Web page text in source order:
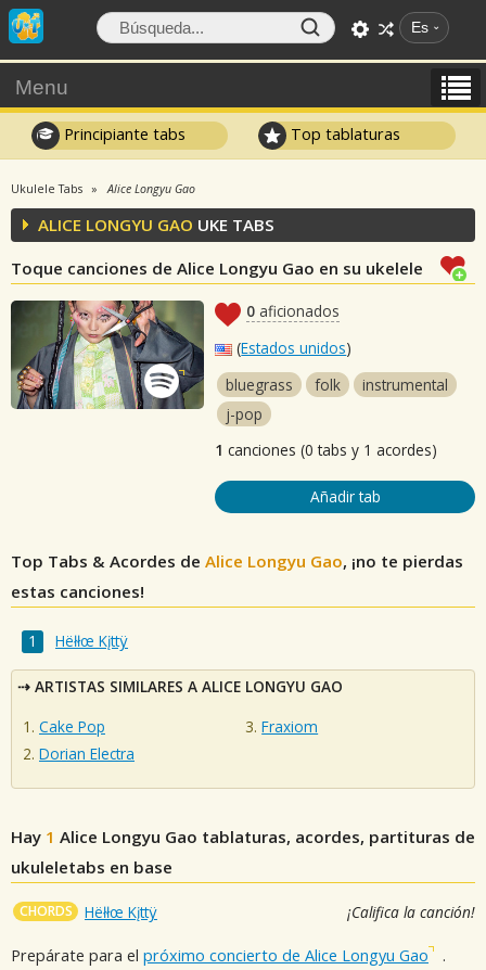
Es
Menu
Principiante tabs Top tablaturas
Ukulele Tabs Alice Longyu Gao
ALICE LONGYU GAO UKE TABS
Toque canciones de Alice Longyu Gao en su ukelele
0 aficionados
(Estados unidos)
bluegrass
folk
instrumental
j-pop
1 canciones (0 tabs y 1 acordes)
Añadir tab
Top Tabs & Acordes de Alice Longyu Gao, ¡no te pierdas
estas canciones!
Hëłłœ Kįttÿ
ARTISTAS SIMILARES A ALICE LONGYU GAO
Cake Pop
Dorian Electra
Fraxiom
Hay 1 Alice Longyu Gao tablaturas, acordes, partituras de
ukuleletabs en base
CHORDS Hëłłœ Kįttÿ ¡Califica la canción!
Prepárate para el próximo concierto de Alice Longyu Gao .